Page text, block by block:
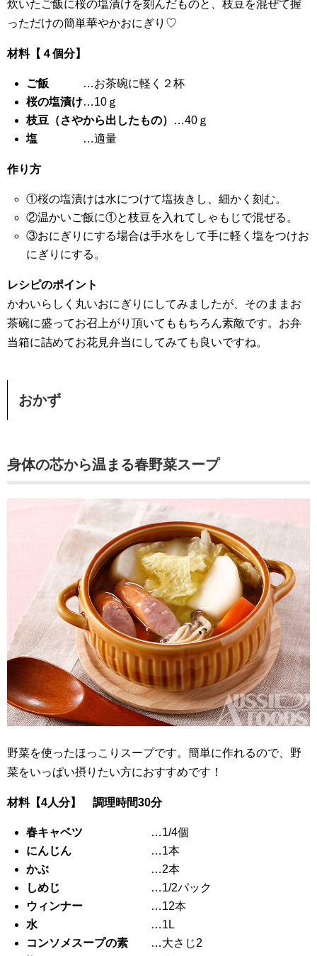
炊いたご飯に桜の塩漬けを刻んだものと、枝豆を混ぜて握
っただけの簡単華やかおにぎり♡
材料【４個分】
ご飯
…お茶碗に軽く２杯
桜の塩漬け…10ｇ
枝豆（さやから出したもの）
…40ｇ
塩
…適量
作り方
①桜の塩漬けは水につけて塩抜きし、細かく刻む。
②温かいご飯に①と枝豆を入れてしゃもじで混ぜる。
③おにぎりにする場合は手水をして手に軽く塩をつけお
にぎりにする。
レシピのポイント
かわいらしく丸いおにぎりにしてみましたが、そのままお
茶碗に盛ってお召上がり頂いてももちろん素敵です。お弁
当箱に詰めてお花見弁当にしてみても良いですね。
おかず
身体の芯から温まる春野菜スープ
野菜を使ったほっこりスープです。簡単に作れるので、野
菜をいっぱい摂りたい方におすすめです！
材料【4人分】 調理時間30分
春キャベツ …1/4個
にんじん …1本
かぶ …2本
しめじ …1/2パック
ウィンナー …12本
水 …1L
コンソメスープの素
…大さじ2